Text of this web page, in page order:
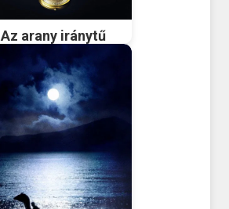
Az arany iránytű